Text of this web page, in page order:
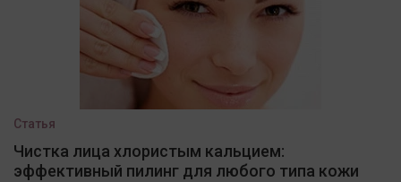
Статья
Чистка лица хлористым кальцием:
эффективный пилинг для любого типа кожи